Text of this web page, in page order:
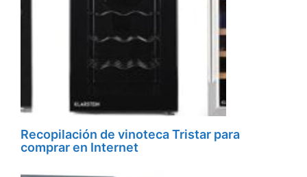
Recopilación de vinoteca Tristar para
comprar en Internet